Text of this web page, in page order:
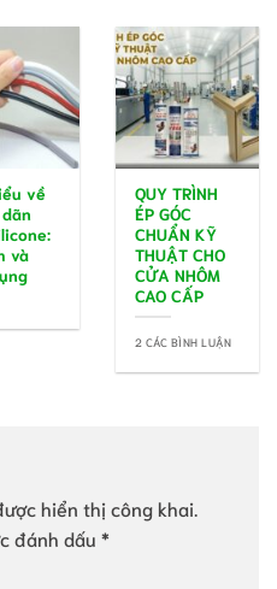
về
và
QUY TRÌNH
ÉP GÓC
CHUẨN KỸ
THUẬT CHO
CỬA NHÔM
CAO CẤP
2 CÁC BÌNH LUẬN
hiển thị công khai.
đánh dấu *